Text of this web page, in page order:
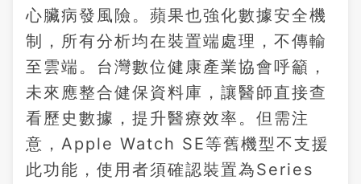
心臟病發風險。蘋果也強化數據安全機
制，所有分析均在裝置端處理，不傳輸
至雲端。台灣數位健康產業協會呼籲，
未來應整合健保資料庫，讓醫師直接查
看歷史數據，提升醫療效率。但需注
意，Apple Watch SE等舊機型不支援
此功能，使用者須確認裝置為Series